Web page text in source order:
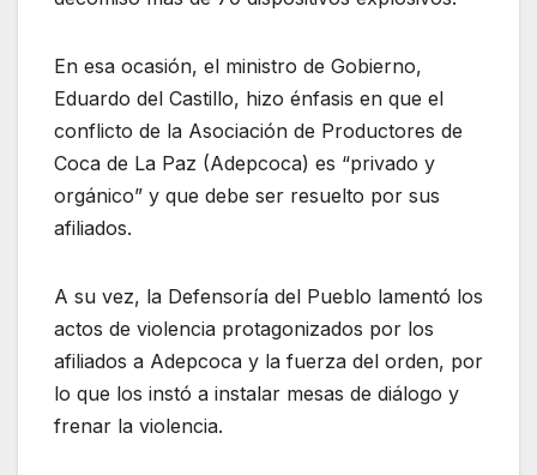
En esa ocasión, el ministro de Gobierno,
Eduardo del Castillo, hizo énfasis en que el
conflicto de la Asociación de Productores de
Coca de La Paz (Adepcoca) es “privado y
orgánico” y que debe ser resuelto por sus
afiliados.
A su vez, la Defensoría del Pueblo lamentó los
actos de violencia protagonizados por los
afiliados a Adepcoca y la fuerza del orden, por
lo que los instó a instalar mesas de diálogo y
frenar la violencia.